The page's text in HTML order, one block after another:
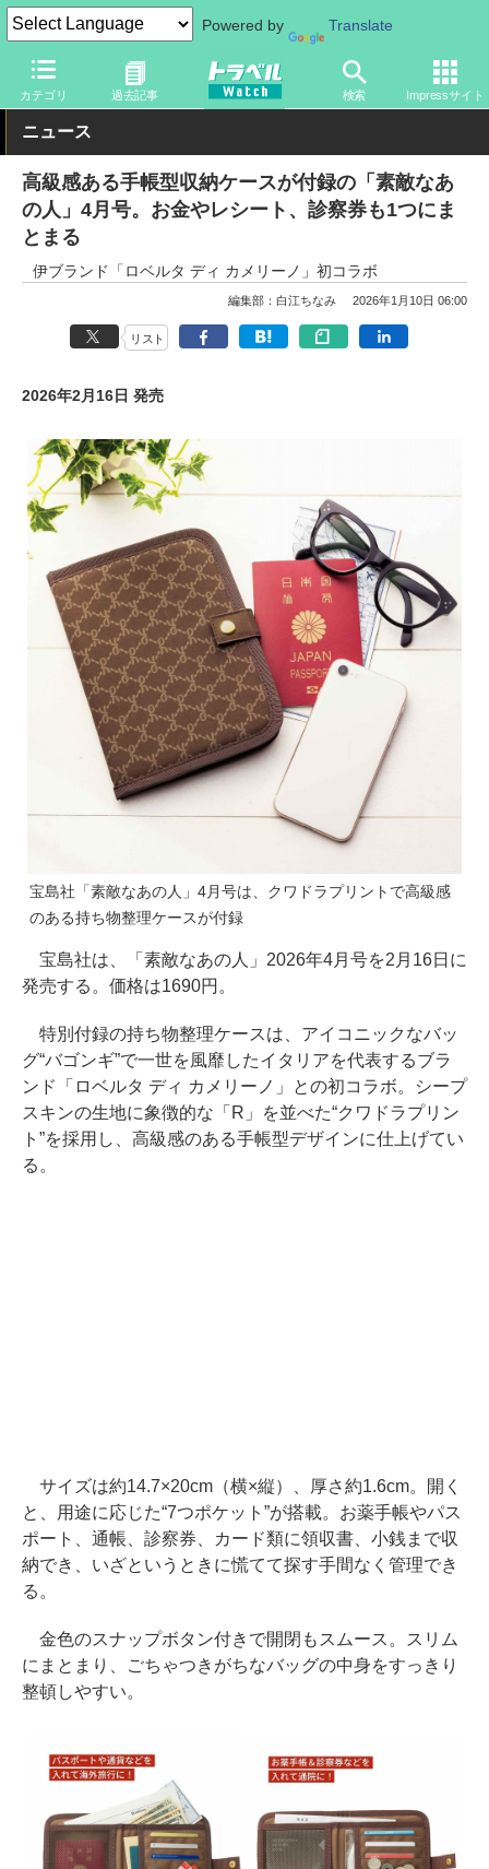
Powered by Translate
カテゴリ 過去記事 検索 Impressサイト
トラベル Watch 旅のアイテム 旅行グッズ 生活雑貨
ニュース
高級感ある手帳型収納ケースが付録の「素敵なあ
の人」4月号。お金やレシート、診察券も1つにま
とまる
伊ブランド「ロベルタ ディ カメリーノ」初コラボ
編集部：白江ちなみ 2026年1月10日 06:00
リスト
2026年2月16日 発売
宝島社「素敵なあの人」4月号は、クワドラプリントで高級感
のある持ち物整理ケースが付録
宝島社は、「素敵なあの人」2026年4月号を2月16日に
発売する。価格は1690円。
特別付録の持ち物整理ケースは、アイコニックなバッ
グ“バゴンギ”で一世を風靡したイタリアを代表するブラ
ンド「ロベルタ ディ カメリーノ」との初コラボ。シープ
スキンの生地に象徴的な「R」を並べた“クワドラプリン
ト”を採用し、高級感のある手帳型デザインに仕上げてい
る。
サイズは約14.7×20cm（横×縦）、厚さ約1.6cm。開く
と、用途に応じた“7つポケット”が搭載。お薬手帳やパス
ポート、通帳、診察券、カード類に領収書、小銭まで収
納でき、いざというときに慌てて探す手間なく管理でき
る。
金色のスナップボタン付きで開閉もスムース。スリム
にまとまり、ごちゃつきがちなバッグの中身をすっきり
整頓しやすい。